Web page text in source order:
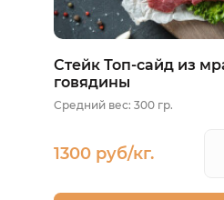
Стейк Топ-сайд из
говядины
Средний вес: 300 гр.
1300 руб/кг.